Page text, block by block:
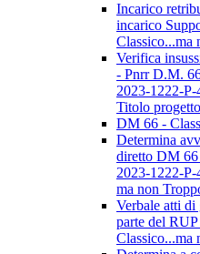
Incarico
incarico
Classico...ma
Verifica
- Pnrr D.M.
2023-1222-
Titolo
DM 66 -
Determina
diretto DM
2023-1222-
ma non
Verbale atti di
parte del
Classico...ma